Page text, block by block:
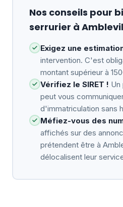
Nos conseils pour
serrurier à
Exigez une
intervention. C'est
montant supérieur à
Vérifiez le SIRET ! Un
peut vous
d'immatriculation sans
Méfiez-vous des
affichés sur des
prétendent être à
délocalisent leur